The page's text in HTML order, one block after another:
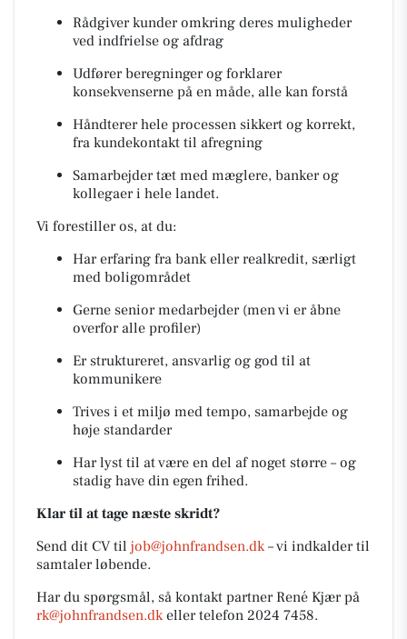
Rådgiver kunder omkring deres muligheder
ved indfrielse og afdrag
Udfører beregninger og forklarer
konsekvenserne på en måde, alle kan forstå
Håndterer hele processen sikkert og korrekt,
fra kundekontakt til afregning
Samarbejder tæt med mæglere, banker og
kollegaer i hele landet.
Vi forestiller os, at du:
Har erfaring fra bank eller realkredit, særligt
med boligområdet
Gerne senior medarbejder (men vi er åbne
overfor alle profiler)
Er struktureret, ansvarlig og god til at
kommunikere
Trives i et miljø med tempo, samarbejde og
høje standarder
Har lyst til at være en del af noget større – og
stadig have din egen frihed.
Klar til at tage næste skridt?
Send dit CV til job@johnfrandsen.dk– vi indkalder til
samtaler løbende.
Har du spørgsmål, så kontakt partner René Kjær på
rk@johnfrandsen.dkeller telefon 2024 7458.